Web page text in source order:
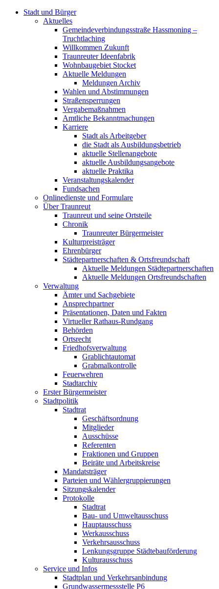
Stadt und Bürger
Aktuelles
Gemeindeverbindungsstraße Hassmoning –
Truchtlaching
Willkommen Zukunft
Traunreuter Ideenfabrik
Wohnbaugebiet Stocket
Aktuelle Meldungen
Meldungen Archiv
Wahlen und Abstimmungen
Straßensperrungen
Vergabemaßnahmen
Amtliche Bekanntmachungen
Karriere
Stadt als Arbeitgeber
die Stadt als Ausbildungsbetrieb
aktuelle Stellenangebote
aktuelle Ausbildungsangebote
aktuelle Praktika
Veranstaltungskalender
Fundsachen
Onlinedienste und Formulare
Über Traunreut
Traunreut und seine Ortsteile
Chronik
Traunreuter Bürgermeister
Kulturpreisträger
Ehrenbürger
Städtepartnerschaften & Ortsfreundschaft
Aktuelle Meldungen Städtepartnerschaften
Aktuelle Meldungen Ortsfreundschaften
Verwaltung
Ämter und Sachgebiete
Ansprechpartner
Präsentationen, Daten und Fakten
Virtueller Rathaus-Rundgang
Behörden
Ortsrecht
Friedhofsverwaltung
Grablichtautomat
Grabmalkontrolle
Feuerwehren
Stadtarchiv
Erster Bürgermeister
Stadtpolitik
Stadtrat
Geschäftsordnung
Mitglieder
Ausschüsse
Referenten
Fraktionen und Gruppen
Beiräte und Arbeitskreise
Mandatsträger
Parteien und Wählergruppierungen
Sitzungskalender
Protokolle
Stadtrat
Bau- und Umweltausschuss
Hauptausschuss
Werkausschuss
Verkehrsausschuss
Lenkungsgruppe Städtebauförderung
Kulturausschuss
Service und Infos
Stadtplan und Verkehrsanbindung
Grundwassermessstelle P6